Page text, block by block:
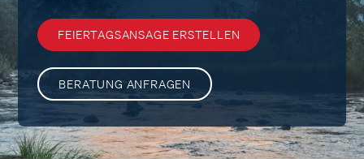
FEIERTAGSANSAGE ERSTELLEN
BERATUNG ANFRAGEN